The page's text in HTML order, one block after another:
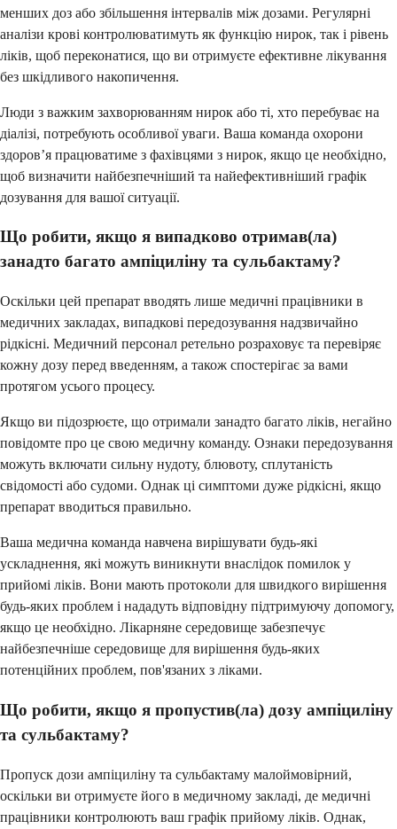
менших доз або збільшення інтервалів між дозами. Регулярні
аналізи крові контролюватимуть як функцію нирок, так і рівень
ліків, щоб переконатися, що ви отримуєте ефективне лікування
без шкідливого накопичення.
Люди з важким захворюванням нирок або ті, хто перебуває на
діалізі, потребують особливої уваги. Ваша команда охорони
здоров’я працюватиме з фахівцями з нирок, якщо це необхідно,
щоб визначити найбезпечніший та найефективніший графік
дозування для вашої ситуації.
Що робити, якщо я випадково отримав(ла)
занадто багато ампіциліну та сульбактаму?
Оскільки цей препарат вводять лише медичні працівники в
медичних закладах, випадкові передозування надзвичайно
рідкісні. Медичний персонал ретельно розраховує та перевіряє
кожну дозу перед введенням, а також спостерігає за вами
протягом усього процесу.
Якщо ви підозрюєте, що отримали занадто багато ліків, негайно
повідомте про це свою медичну команду. Ознаки передозування
можуть включати сильну нудоту, блювоту, сплутаність
свідомості або судоми. Однак ці симптоми дуже рідкісні, якщо
препарат вводиться правильно.
Ваша медична команда навчена вирішувати будь-які
ускладнення, які можуть виникнути внаслідок помилок у
прийомі ліків. Вони мають протоколи для швидкого вирішення
будь-яких проблем і нададуть відповідну підтримуючу допомогу,
якщо це необхідно. Лікарняне середовище забезпечує
найбезпечніше середовище для вирішення будь-яких
потенційних проблем, пов'язаних з ліками.
Що робити, якщо я пропустив(ла) дозу ампіциліну
та сульбактаму?
Пропуск дози ампіциліну та сульбактаму малоймовірний,
оскільки ви отримуєте його в медичному закладі, де медичні
працівники контролюють ваш графік прийому ліків. Однак,